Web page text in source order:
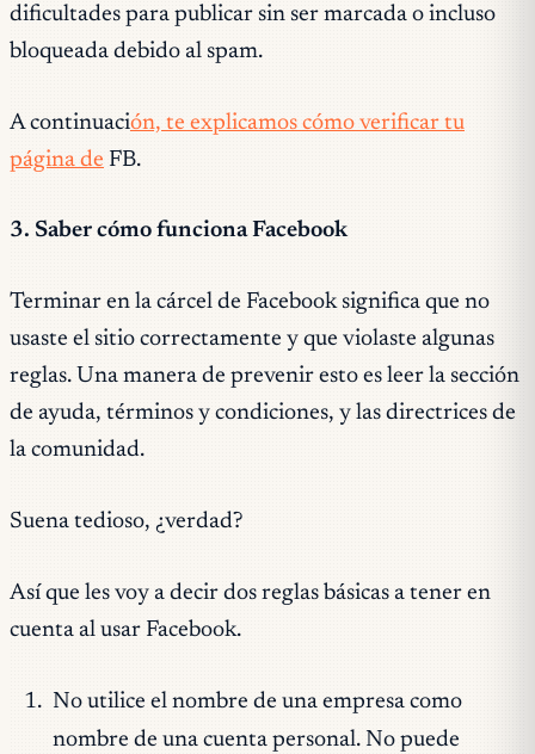
dificultades para publicar sin ser marcada o incluso
bloqueada debido al spam.
A continuación, te explicamos cómo verificar tu
página de FB.
3. Saber cómo funciona Facebook
Terminar en la cárcel de Facebook significa que no
usaste el sitio correctamente y que violaste algunas
reglas. Una manera de prevenir esto es leer la sección
de ayuda, términos y condiciones, y las directrices de
la comunidad.
Suena tedioso, ¿verdad?
Así que les voy a decir dos reglas básicas a tener en
cuenta al usar Facebook.
No utilice el nombre de una empresa como
nombre de una cuenta personal. No puede